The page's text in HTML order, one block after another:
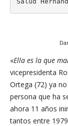
«Ella es la que
vicepresidenta
Ortega (72) ya
persona que ha
ahora 11 años
tantos entre